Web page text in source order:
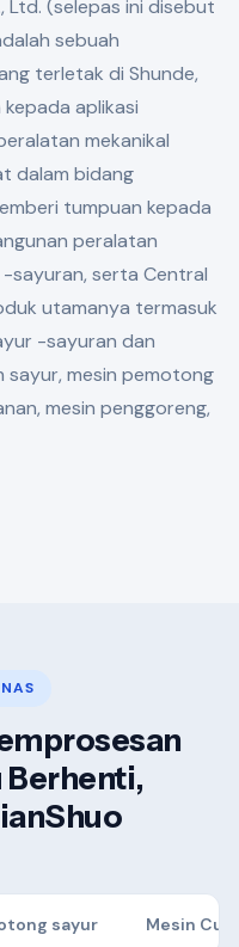
Ltd. (selepas ini disebut
sebuah
terletak di Shunde,
aplikasi
mekanikal
dalam bidang
tumpuan kepada
peralatan
sayuran, serta Central
utamanya termasuk
-sayuran dan
sayur, mesin pemotong
mesin penggoreng,
Berhenti,
sayur Mesin